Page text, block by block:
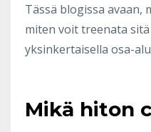
Tässä blogissa avaan,
miten voit treenata
yksinkertaisella osa-
Mikä hiton